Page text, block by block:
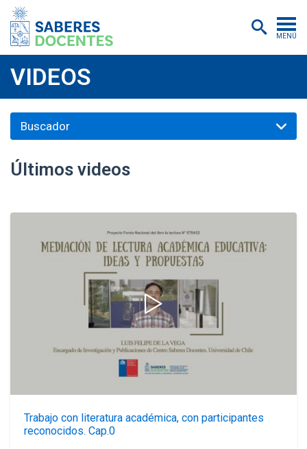
MENÚ
Postítulos y diplomados
Quiénes somos
Inscripciones
Certificados digitales
Aulas virtuales
VIDEOS
Últimos videos
Trabajo con literatura académica, con participantes
reconocidos. Cap.0